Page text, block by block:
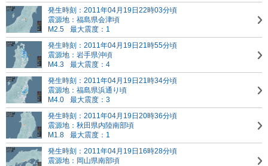
発生時刻：2011年04月19日22時03分頃
震源地：福島県会津頃
M2.5
最大震度：1
発生時刻：2011年04月19日21時55分頃
震源地：岩手県沖頃
M4.3
最大震度：4
発生時刻：2011年04月19日21時34分頃
震源地：福島県浜通り頃
M4.0
最大震度：3
発生時刻：2011年04月19日20時36分頃
震源地：秋田県内陸南部頃
M1.8
最大震度：1
発生時刻：2011年04月19日16時28分頃
震源地：岡山県南部頃